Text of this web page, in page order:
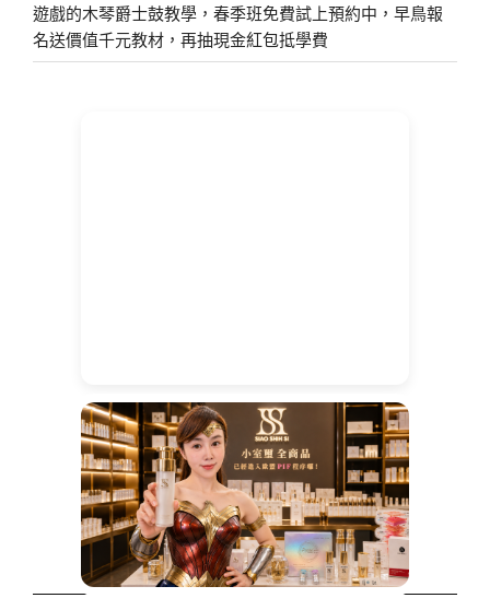
遊戲的木琴爵士鼓教學，春季班免費試上預約中，早鳥報
名送價值千元教材，再抽現金紅包抵學費